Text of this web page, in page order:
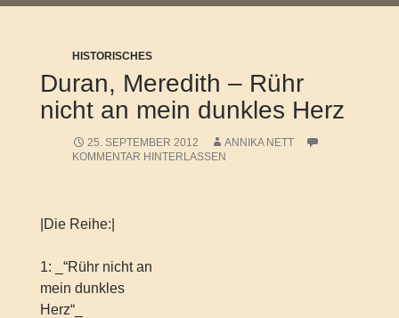
HISTORISCHES
Duran, Meredith – Rühr
nicht an mein dunkles Herz
25. SEPTEMBER 2012
ANNIKA NETT
KOMMENTAR HINTERLASSEN
|Die Reihe:|
1: _“Rühr nicht an
mein dunkles
Herz“_